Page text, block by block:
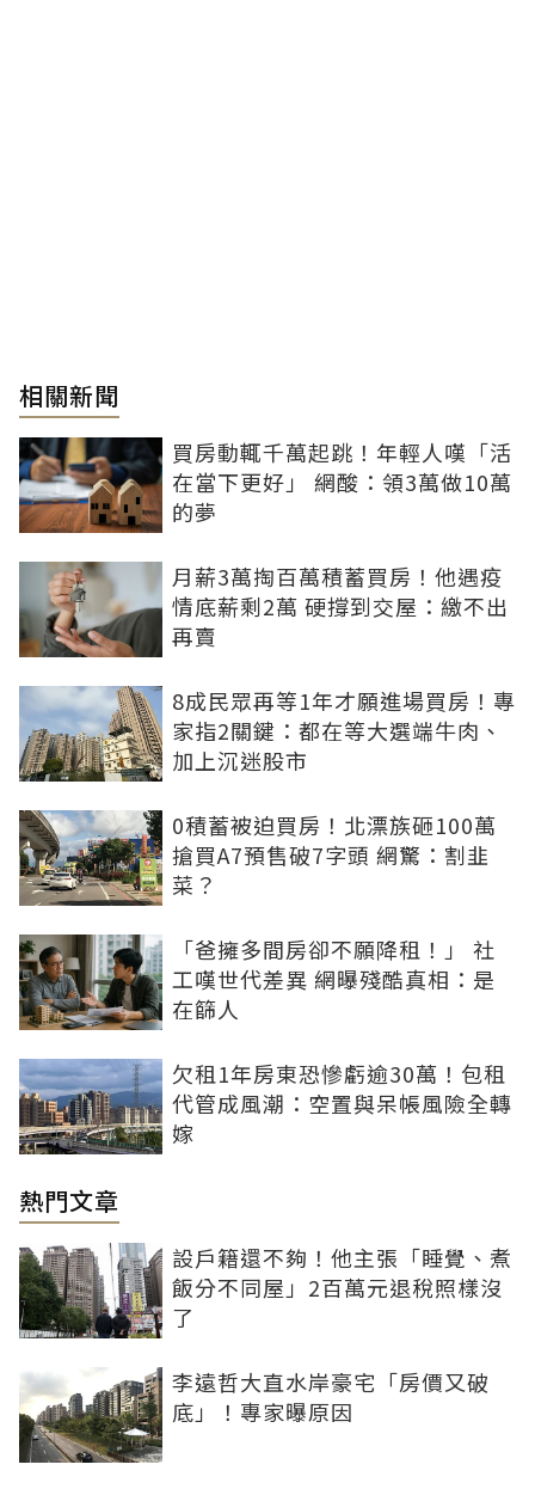
相關新聞
買房動輒千萬起跳！年輕人嘆「活
在當下更好」 網酸：領3萬做10萬
的夢
月薪3萬掏百萬積蓄買房！他遇疫
情底薪剩2萬 硬撐到交屋：繳不出
再賣
8成民眾再等1年才願進場買房！專
家指2關鍵：都在等大選端牛肉、
加上沉迷股市
0積蓄被迫買房！北漂族砸100萬
搶買A7預售破7字頭 網驚：割韭
菜？
「爸擁多間房卻不願降租！」 社
工嘆世代差異 網曝殘酷真相：是
在篩人
欠租1年房東恐慘虧逾30萬！包租
代管成風潮：空置與呆帳風險全轉
嫁
熱門文章
設戶籍還不夠！他主張「睡覺、煮
飯分不同屋」2百萬元退稅照樣沒
了
李遠哲大直水岸豪宅「房價又破
底」！專家曝原因